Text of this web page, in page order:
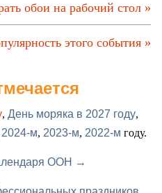
обои на рабочий стол »
этого события »
, День моряка в 2027 году,
2024-м, 2023-м, 2022-м году.
ООН →